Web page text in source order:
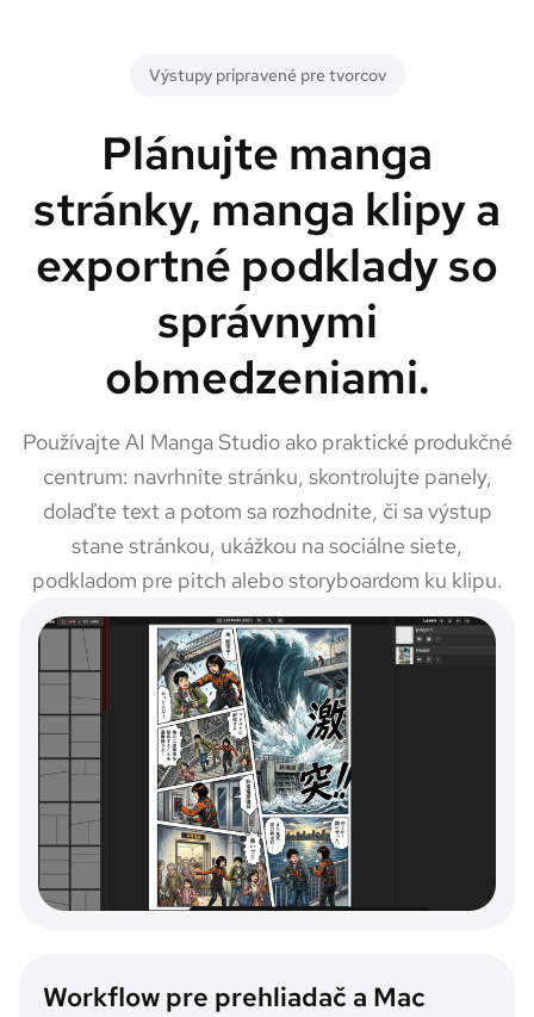
Výstupy pripravené pre tvorcov
Plánujte manga
stránky, manga klipy a
exportné podklady so
správnymi
obmedzeniami.
Používajte AI Manga Studio ako praktické produkčné
centrum: navrhnite stránku, skontrolujte panely,
dolaďte text a potom sa rozhodnite, či sa výstup
stane stránkou, ukážkou na sociálne siete,
podkladom pre pitch alebo storyboardom ku klipu.
Workflow pre prehliadač a Mac